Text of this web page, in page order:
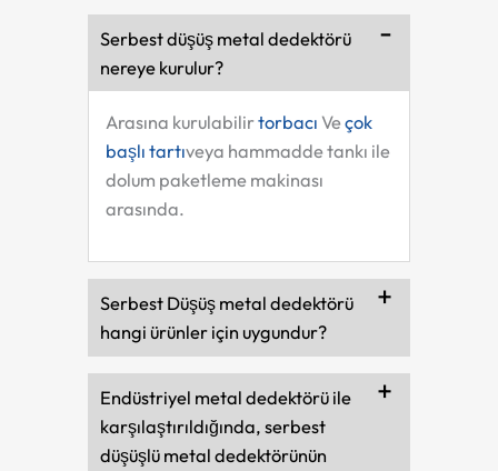
Serbest düşüş metal dedektörü
nereye kurulur?
Arasına kurulabilirtorbacı Veçok
başlı tartıveya hammadde tankı ile
dolum paketleme makinası
arasında.
Serbest Düşüş metal dedektörü
hangi ürünler için uygundur?
Endüstriyel metal dedektörü ile
karşılaştırıldığında, serbest
düşüşlü metal dedektörünün